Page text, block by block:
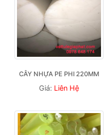
CÂY NHỰA PE PHI 220MM
Giá: Liên Hệ